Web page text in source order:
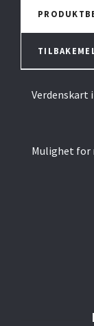
Verdenskart
Mulighet for